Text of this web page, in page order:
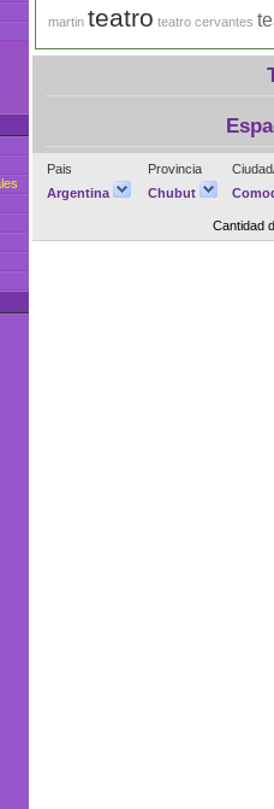
martin teatro teatro cervantes
Pais Provincia
Argentina
Chubut
Cantidad